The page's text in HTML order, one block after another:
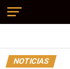
NOTICIAS